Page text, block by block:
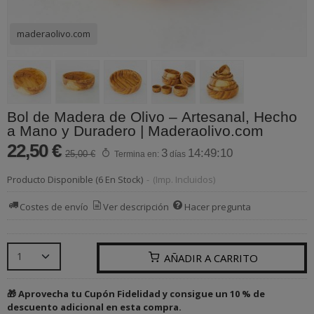
maderaolivo.com
Bol de Madera de Olivo – Artesanal, Hecho
a Mano y Duradero | Maderaolivo.com
22,50 € 25,00 € Termina en: 3 días 14:49:10
Producto Disponible (6 En Stock) - (Imp. Incluidos)
Costes de envío Ver descripción Hacer pregunta
AÑADIR A CARRITO
🎁 Aprovecha tu Cupón Fidelidad y consigue un 10 % de
descuento adicional en esta compra.